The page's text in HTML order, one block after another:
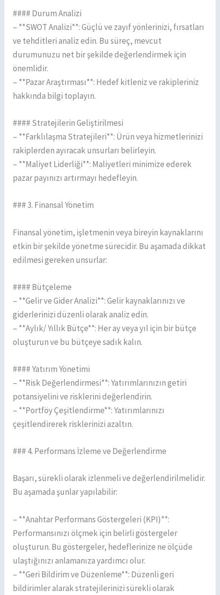
#### Durum Analizi
– **SWOT Analizi**: Güçlü ve zayıf yönlerinizi, fırsatları
ve tehditleri analiz edin. Bu süreç, mevcut
durumunuzu net bir şekilde değerlendirmek için
önemlidir.
– **Pazar Araştırması**: Hedef kitleniz ve rakipleriniz
hakkında bilgi toplayın.
#### Stratejilerin Geliştirilmesi
– **Farklılaşma Stratejileri**: Ürün veya hizmetlerinizi
rakiplerden ayıracak unsurları belirleyin.
– **Maliyet Liderliği**: Maliyetleri minimize ederek
pazar payınızı artırmayı hedefleyin.
### 3. Finansal Yönetim
Finansal yönetim, işletmenin veya bireyin kaynaklarını
etkin bir şekilde yönetme sürecidir. Bu aşamada dikkat
edilmesi gereken unsurlar:
#### Bütçeleme
– **Gelir ve Gider Analizi**: Gelir kaynaklarınızı ve
giderlerinizi düzenli olarak analiz edin.
– **Aylık/ Yıllık Bütçe**: Her ay veya yıl için bir bütçe
oluşturun ve bu bütçeye sadık kalın.
#### Yatırım Yönetimi
– **Risk Değerlendirmesi**: Yatırımlarınızın getiri
potansiyelini ve risklerini değerlendirin.
– **Portföy Çeşitlendirme**: Yatırımlarınızı
çeşitlendirerek risklerinizi azaltın.
### 4. Performans İzleme ve Değerlendirme
Başarı, sürekli olarak izlenmeli ve değerlendirilmelidir.
Bu aşamada şunlar yapılabilir:
– **Anahtar Performans Göstergeleri (KPI)**:
Performansınızı ölçmek için belirli göstergeler
oluşturun. Bu göstergeler, hedeflerinize ne ölçüde
ulaştığınızı anlamanıza yardımcı olur.
– **Geri Bildirim ve Düzenleme**: Düzenli geri
bildirimler alarak stratejilerinizi sürekli olarak